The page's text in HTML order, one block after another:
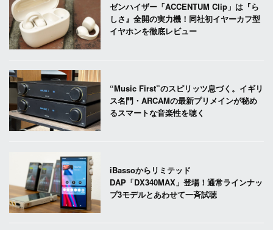
ゼンハイザー「ACCENTUM Clip」は『ら
しさ』全開の実力機！同社初イヤーカフ型
イヤホンを徹底レビュー
“Music First”のスピリッツ息づく。イギリ
ス名門・ARCAMの最新プリメインが秘め
るスマートな音楽性を聴く
iBassoからリミテッド
DAP「DX340MAX」登場！通常ラインナッ
プ3モデルとあわせて一斉試聴